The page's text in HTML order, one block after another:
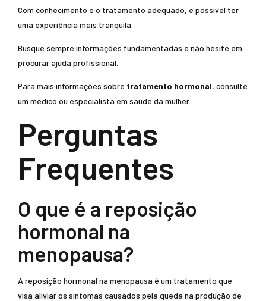
Com conhecimento e o tratamento adequado, é possível ter
uma experiência mais tranquila.
Busque sempre informações fundamentadas e não hesite em
procurar ajuda profissional.
Para mais informações sobre tratamento hormonal, consulte
um médico ou especialista em saúde da mulher.
Perguntas
Frequentes
O que é a reposição
hormonal na
menopausa?
A reposição hormonal na menopausa é um tratamento que
visa aliviar os sintomas causados pela queda na produção de